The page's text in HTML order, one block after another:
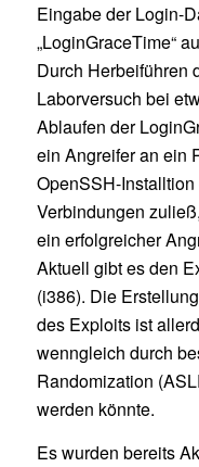
Eingabe der Login-
„LoginGraceTime“
Durch Herbeiführen
Laborversuch bei
Ablaufen der
ein Angreifer an ein
OpenSSH-
Verbindungen
ein erfolgreicher
Aktuell gibt es den
(i386). Die
des Exploits ist
wenngleich durch
Randomization
werden könnte.
Es wurden bereits